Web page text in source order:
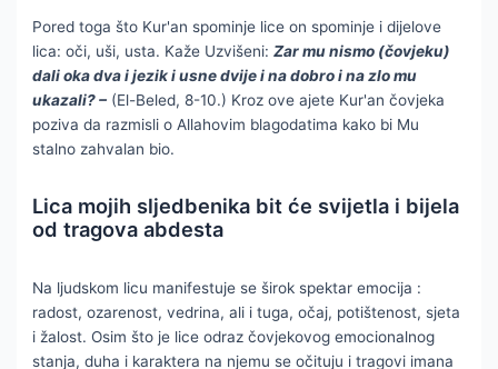
Pored toga što Kur'an spominje lice on spominje i dijelove
lica: oči, uši, usta. Kaže Uzvišeni:Zar mu nismo (čovjeku)
dali oka dva i jezik i usne dvije i na dobro i na zlo mu
ukazali? – (El-Beled, 8-10.) Kroz ove ajete Kur'an čovjeka
poziva da razmisli o Allahovim blagodatima kako bi Mu
stalno zahvalan bio.
Lica mojih sljedbenika bit će svijetla i bijela
od tragova abdesta
Na ljudskom licu manifestuje se širok spektar emocija :
radost, ozarenost, vedrina, ali i tuga, očaj, potištenost, sjeta
i žalost. Osim što je lice odraz čovjekovog emocionalnog
stanja, duha i karaktera na njemu se očituju i tragovi imana